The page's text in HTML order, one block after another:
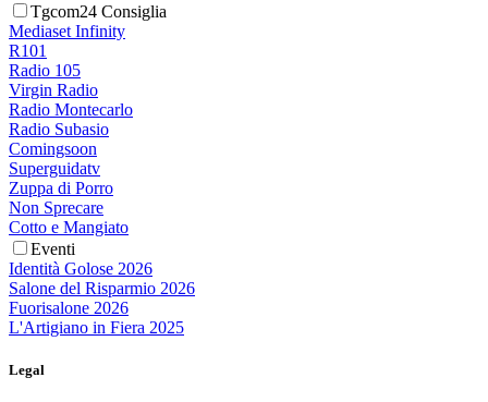
Tgcom24 Consiglia
Mediaset Infinity
R101
Radio 105
Virgin Radio
Radio Montecarlo
Radio Subasio
Comingsoon
Superguidatv
Zuppa di Porro
Non Sprecare
Cotto e Mangiato
Eventi
Identità Golose 2026
Salone del Risparmio 2026
Fuorisalone 2026
L'Artigiano in Fiera 2025
Legal